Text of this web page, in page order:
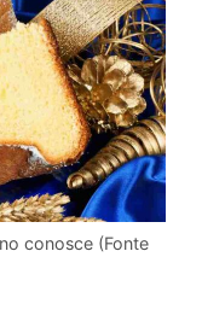
conosce (Fonte